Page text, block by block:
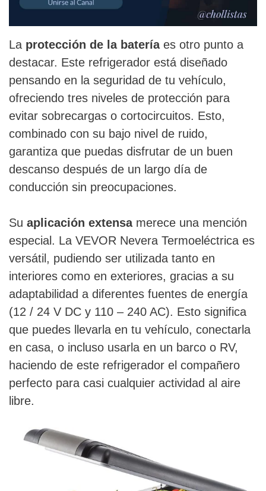
La protección de la bateríaes otro punto a
destacar. Este refrigerador está diseñado
pensando en la seguridad de tu vehículo,
ofreciendo tres niveles de protección para
evitar sobrecargas o cortocircuitos. Esto,
combinado con su bajo nivel de ruido,
garantiza que puedas disfrutar de un buen
descanso después de un largo día de
conducción sin preocupaciones.
Su aplicación extensamerece una mención
especial. La VEVOR Nevera Termoeléctrica es
versátil, pudiendo ser utilizada tanto en
interiores como en exteriores, gracias a su
adaptabilidad a diferentes fuentes de energía
(12 / 24 V DC y 110 – 240 AC). Esto significa
que puedes llevarla en tu vehículo, conectarla
en casa, o incluso usarla en un barco o RV,
haciendo de este refrigerador el compañero
perfecto para casi cualquier actividad al aire
libre.